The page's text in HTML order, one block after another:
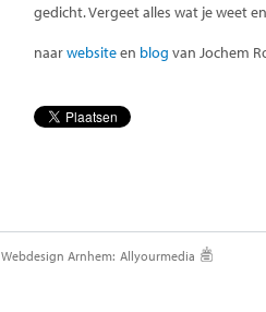
gedicht. Vergeet alles wat je weet
naarwebsiteen blog van Jochem
Webdesign Arnhem: Allyourmedia